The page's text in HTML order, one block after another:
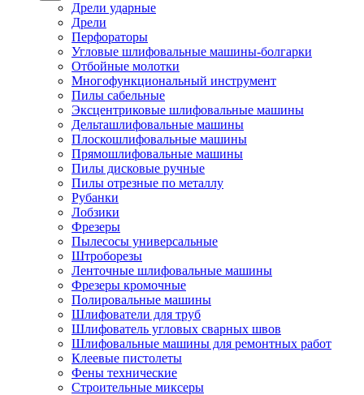
Дрели ударные
Дрели
Перфораторы
Угловые шлифовальные машины-болгарки
Отбойные молотки
Многофункциональный инструмент
Пилы сабельные
Эксцентриковые шлифовальные машины
Дельташлифовальные машины
Плоскошлифовальные машины
Прямошлифовальные машины
Пилы дисковые ручные
Пилы отрезные по металлу
Рубанки
Лобзики
Фрезеры
Пылесосы универсальные
Штроборезы
Ленточные шлифовальные машины
Фрезеры кромочные
Полировальные машины
Шлифователи для труб
Шлифователь угловых сварных швов
Шлифовальные машины для ремонтных работ
Клеевые пистолеты
Фены технические
Строительные миксеры